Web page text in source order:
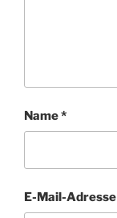
Name*
E-Mail-Adresse